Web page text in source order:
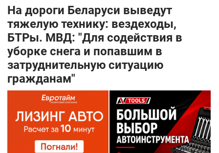
На дороги Беларуси выведут
тяжелую технику: вездеходы,
БТРы. МВД: "Для содействия в
уборке снега и попавшим в
затруднительную ситуацию
гражданам"